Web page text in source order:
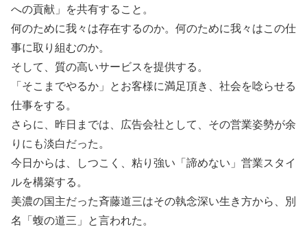
への貢献」を共有すること。
何のために我々は存在するのか。何のために我々はこの仕
事に取り組むのか。
そして、質の高いサービスを提供する。
「そこまでやるか」とお客様に満足頂き、社会を唸らせる
仕事をする。
さらに、昨日までは、広告会社として、その営業姿勢が余
りにも淡白だった。
今日からは、しつこく、粘り強い「諦めない」営業スタイ
ルを構築する。
美濃の国主だった斉藤道三はその執念深い生き方から、別
名「蝮の道三」と言われた。